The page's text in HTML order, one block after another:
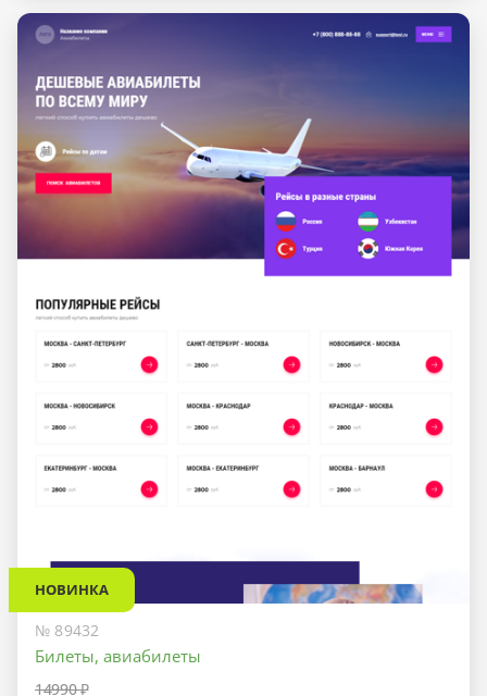
НОВИНКА
№ 89432
Билеты, авиабилеты
14990 ₽